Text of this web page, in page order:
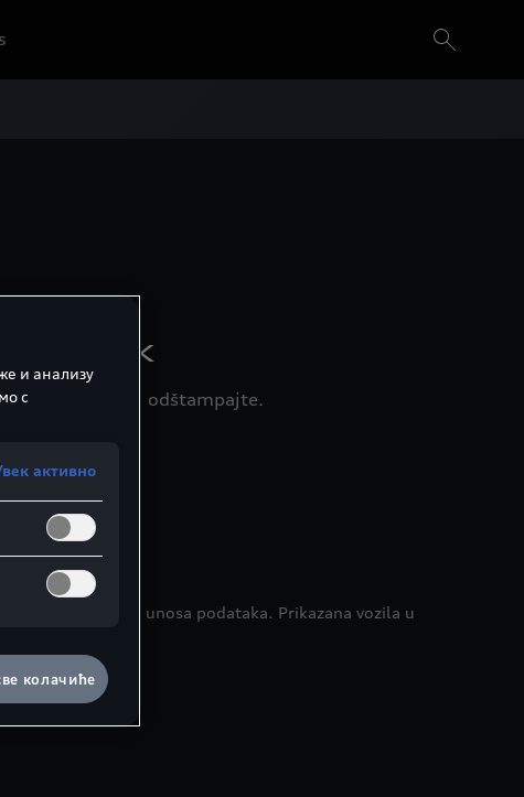
ili ih sami odštampajte.
prilikom unosa podataka. Prikazana vozila u
modela.
и анализу
с
активно
колачиће